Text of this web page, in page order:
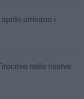
arrivano i
nelle riserve